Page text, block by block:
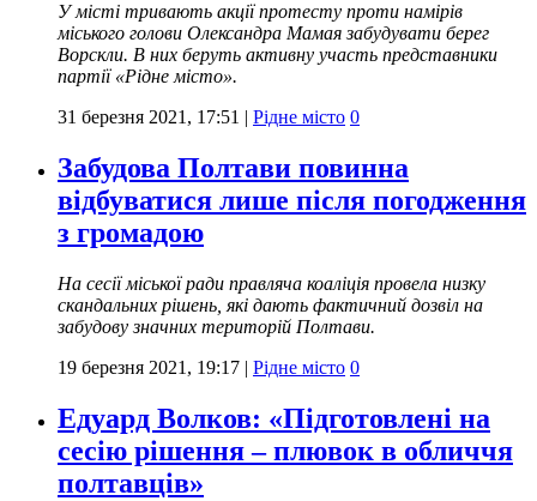
У місті тривають акції протесту проти намірів
міського голови Олександра Мамая забудувати берег
Ворскли. В них беруть активну участь представники
партії «Рідне місто».
31 березня 2021, 17:51 | Рідне місто 0
Забудова Полтави повинна
відбуватися лише після погодження
з громадою
На сесії міської ради правляча коаліція провела низку
скандальних рішень, які дають фактичний дозвіл на
забудову значних територій Полтави.
19 березня 2021, 19:17 | Рідне місто 0
Едуард Волков: «Підготовлені на
сесію рішення – плювок в обличчя
полтавців»